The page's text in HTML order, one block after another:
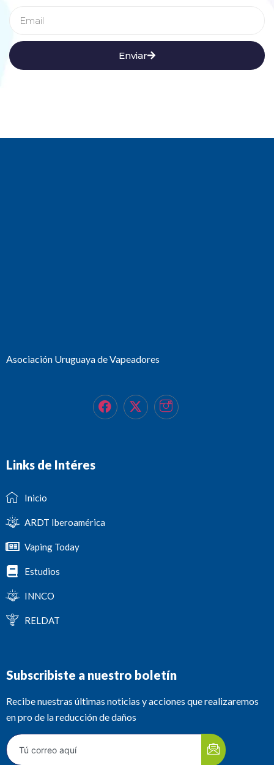
Enviar
Asociación Uruguaya de Vapeadores
Links de Intéres
Inicio
ARDT Iberoamérica
Vaping Today
Estudios
INNCO
RELDAT
Subscribiste a nuestro boletín
Recibe nuestras últimas noticias y acciones que realizaremos
en pro de la reducción de daños